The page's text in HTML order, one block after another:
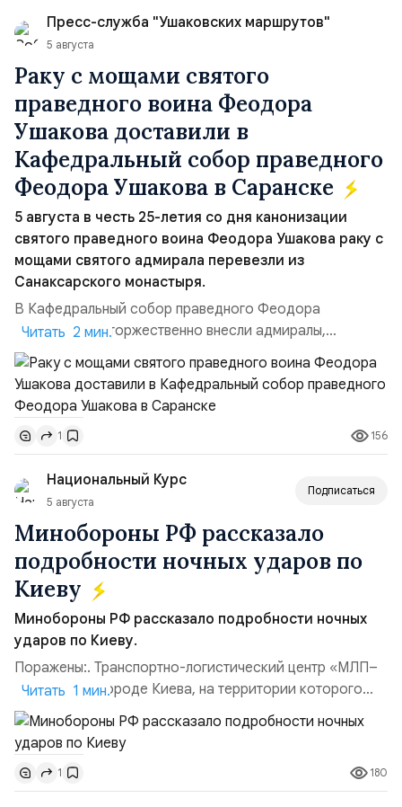
Ираном...Пресс-служба "Ушаковских маршрутов"
5 августа
Раку с мощами святого
праведного воина Феодора
Ушакова доставили в
Кафедральный собор праведного
Феодора Ушакова в Саранске
5 августа в честь 25-летия со дня канонизации
святого праведного воина Феодора Ушакова раку с
мощами святого адмирала перевезли из
Санаксарского монастыря.
В Кафедральный собор праведного Феодора
Ушакова раку торжественно внесли адмиралы,
участвовавшие в канонизации святого праведного
воина Феодора Ушакова 25 лет назад:Адмирал
Владимир Прокофьевич Валуев, командующий
Балтийским флотом ВМФ России (2001–2006
гг.);Адмирал Владимир Петрович Комоедов,
командующий Черноморским флотом ВМФ России
(1998–2002 г...
Читать 2 мин.
1 156
Национальный Курс
5 августа
Подписаться
Минобороны РФ рассказало
подробности ночных ударов по
Киеву
Минобороны РФ рассказало подробности ночных
ударов по Киеву.
Поражены:. Транспортно-логистический центр «МЛП–
Чайка» в пригороде Киева, на территории которого
осуществлялось хранение, сборка а также запуск с
прилегающего полевого аэродром «Чайка»
дальнобойных БПЛА ВСУ; Складские помещения
«Транс-Логистик» в Оболонском районе г. Киев,
использовавшиеся для хранения военного
Читать 1 мин.
1 180